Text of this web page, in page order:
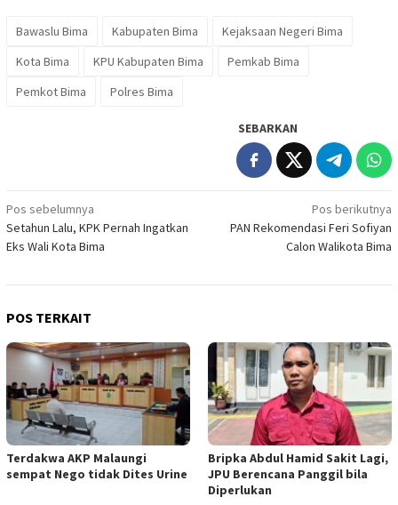
Bawaslu Bima Kabupaten Bima
Kejaksaan Negeri Bima
Kota Bima
KPU Kabupaten Bima
Pemkab Bima
Pemkot Bima
Polres Bima
SEBARKAN
Navigasi
pos
Pos sebelumnya
Setahun Lalu, KPK Pernah Ingatkan
Eks Wali Kota Bima
Pos berikutnya
PAN Rekomendasi Feri Sofiyan
Calon Walikota Bima
POS TERKAIT
Terdakwa AKP Malaungi
sempat Nego tidak Dites Urine
Bripka Abdul Hamid Sakit Lagi,
JPU Berencana Panggil bila
Diperlukan